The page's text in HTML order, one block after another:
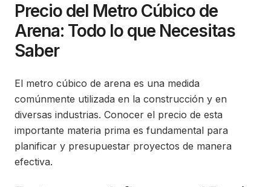
Precio del Metro Cúbico de
Arena: Todo lo que Necesitas
Saber
El metro cúbico de arena es una medida
comúnmente utilizada en la construcción y en
diversas industrias. Conocer el precio de esta
importante materia prima es fundamental para
planificar y presupuestar proyectos de manera
efectiva.